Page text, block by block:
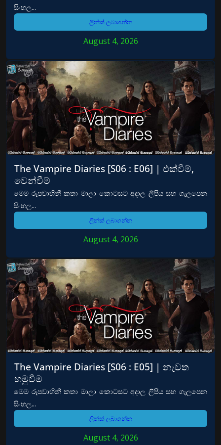
සිංහල...
ලින්ක් ලබාගන්න
August 4, 2026
The Vampire Diaries [S06 : E06] | එක්වීම්,
වෙන්වීම්
මෙම රුපවාහිනී කතා මාලා කොටසට අදාල ලිපිය සහ ගැලපෙන
සිංහල...
ලින්ක් ලබාගන්න
August 4, 2026
The Vampire Diaries [S06 : E05] | නැවත
හමුවීම
මෙම රුපවාහිනී කතා මාලා කොටසට අදාල ලිපිය සහ ගැලපෙන
සිංහල...
ලින්ක් ලබාගන්න
August 4, 2026